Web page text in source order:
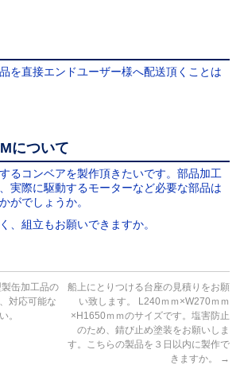
を直接エンドユーザー様へ配送頂くことは
について
るコンベアを製作頂きたいです。部品加工
実際に駆動するモーターなど必要な部品は
がでしょうか。
、組立もお願いできますか。
缶加工品の
対応可能な
。
船上にとりつける台座の見積りをお願
い致します。 L240ｍｍ×W270ｍｍ
×H1650ｍｍのサイズです。塩害防止
のため、錆び止め塗装をお願いしま
す。こちらの製品を３日以内に製作で
きますか。
→